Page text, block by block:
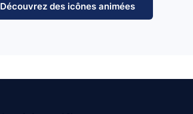
Découvrez des icônes animées